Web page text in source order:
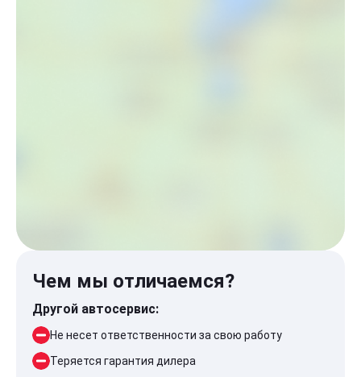
Чем мы отличаемся?
Другой автосервис:
Не несет ответственности за свою работу
Теряется гарантия дилера